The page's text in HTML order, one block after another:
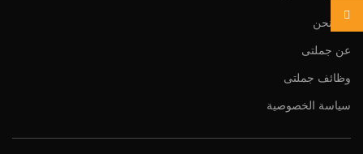
من نحن
عن جملتى
وظائف جملتى
سياسة الخصوصية